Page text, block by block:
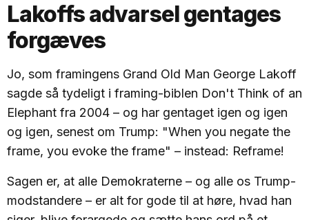
Lakoffs advarsel gentages
forgæves
Jo, som framingens Grand Old Man George Lakoff
sagde så tydeligt i framing-biblen Don't Think of an
Elephant fra 2004 – og har gentaget igen og igen
og igen, senest om Trump: "When you negate the
frame, you evoke the frame" – instead: Reframe!
Sagen er, at alle Demokraterne – og alle os Trump-
modstandere – er alt for gode til at høre, hvad han